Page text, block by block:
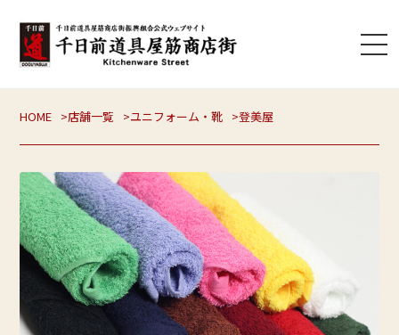
HOME 店舗一覧 ユニフォーム・靴 登美屋